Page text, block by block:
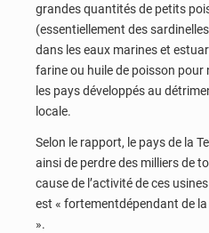
grandes quantités de petits
(essentiellement des
dans les eaux marines et
farine ou huile de poisson
les pays développés au
locale.
Selon le rapport, le pays de la
ainsi de perdre des milliers de
cause de l’activité de ces
est « fortementdépendant de
».